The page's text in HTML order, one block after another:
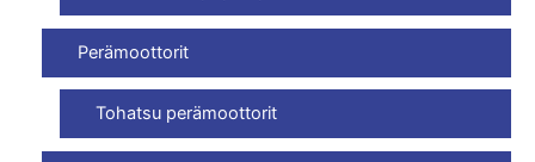
Perämoottorit
Tohatsu perämoottorit